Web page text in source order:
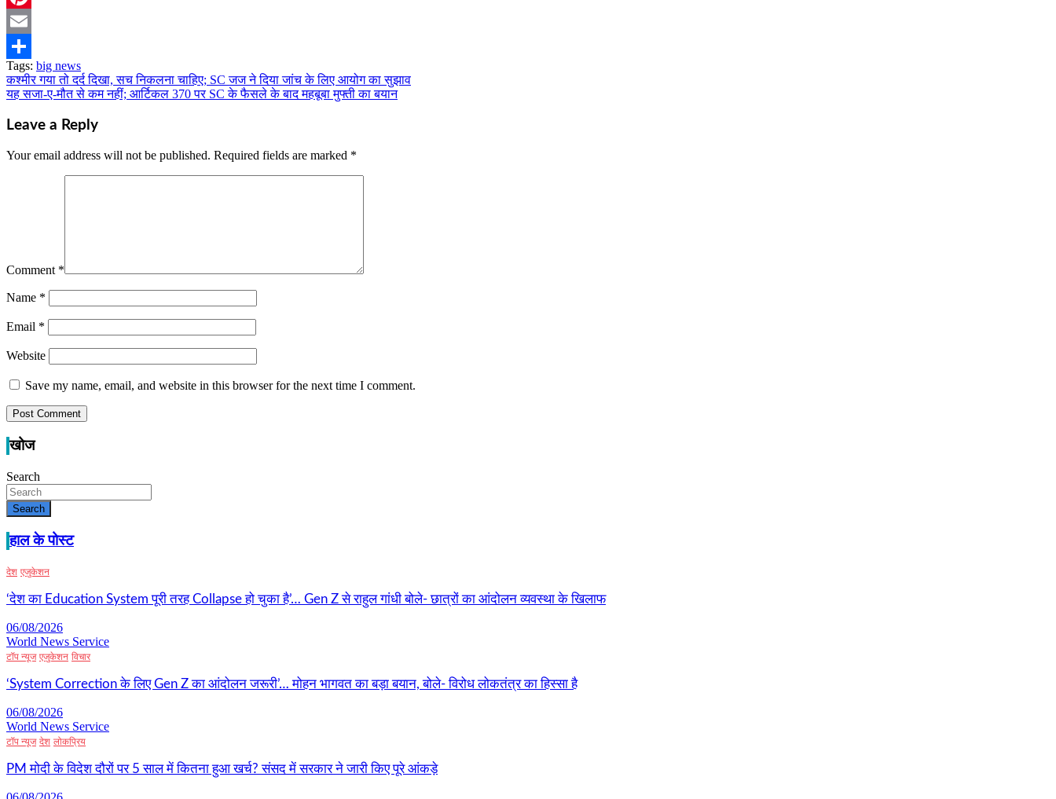
Pinterest
Email
Share
Tags: big news
Post
navigation
कश्मीर गया तो दर्द दिखा, सच निकलना चाहिए; SC जज ने दिया जांच के लिए आयोग का सुझाव
यह सजा-ए-मौत से कम नहीं; आर्टिकल 370 पर SC के फैसले के बाद महबूबा मुफ्ती का बयान
Leave a Reply
Your email address will not be published. Required fields are marked *
Comment *
Name *
Email *
Website
Save my name, email, and website in this browser for the next time I comment.
खोज
Search
Search
हाल के पोस्ट
देश एजुकेशन
‘देश का Education System पूरी तरह Collapse हो चुका है’… Gen Z से राहुल गांधी बोले- छात्रों का आंदोलन व्यवस्था के खिलाफ
06/08/2026
World News Service
टॉप न्यूज एजुकेशन विचार
‘System Correction के लिए Gen Z का आंदोलन जरूरी’… मोहन भागवत का बड़ा बयान, बोले- विरोध लोकतंत्र का हिस्सा है
06/08/2026
World News Service
टॉप न्यूज देश लोकप्रिय
PM मोदी के विदेश दौरों पर 5 साल में कितना हुआ खर्च? संसद में सरकार ने जारी किए पूरे आंकड़े